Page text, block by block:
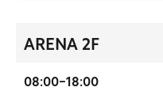
ARENA 2F
08:00-18:00